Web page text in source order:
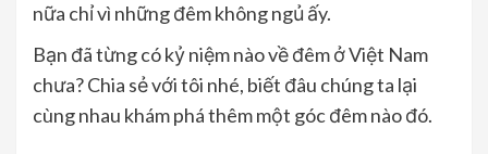
nữa chỉ vì những đêm không ngủ ấy.
Bạn đã từng có kỷ niệm nào về đêm ở Việt Nam
chưa? Chia sẻ với tôi nhé, biết đâu chúng ta lại
cùng nhau khám phá thêm một góc đêm nào đó.